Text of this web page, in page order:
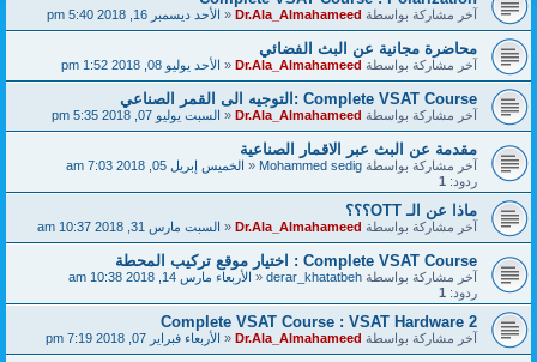
آخر مشاركة بواسطةDr.Ala_Almahameed
«الأحد ديسمبر 16, 2018 5:40 pm
محاضرة مجانية عن البث الفضائي
آخر مشاركة بواسطةDr.Ala_Almahameed
«الأحد يوليو 08, 2018 1:52 pm
Complete VSAT Course :التوجيه الى القمر الصناعي
آخر مشاركة بواسطةDr.Ala_Almahameed
«السبت يوليو 07, 2018 5:35 pm
مقدمة عن البث عبر الاقمار الصناعية
آخر مشاركة بواسطةMohammed sedig
«الخميس إبريل 05, 2018 7:03 am
ردود: 1
ماذا عن الـ OTT؟؟؟
آخر مشاركة بواسطةDr.Ala_Almahameed
«السبت مارس 31, 2018 10:37 am
Complete VSAT Course : اختيار موقع تركيب المحطة
آخر مشاركة بواسطةderar_khatatbeh
«الأربعاء مارس 14, 2018 10:38 am
ردود: 1
Complete VSAT Course : VSAT Hardware 2
آخر مشاركة بواسطةDr.Ala_Almahameed
«الأربعاء فبراير 07, 2018 7:19 pm